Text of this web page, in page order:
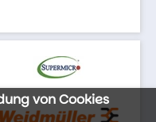
von Cookies